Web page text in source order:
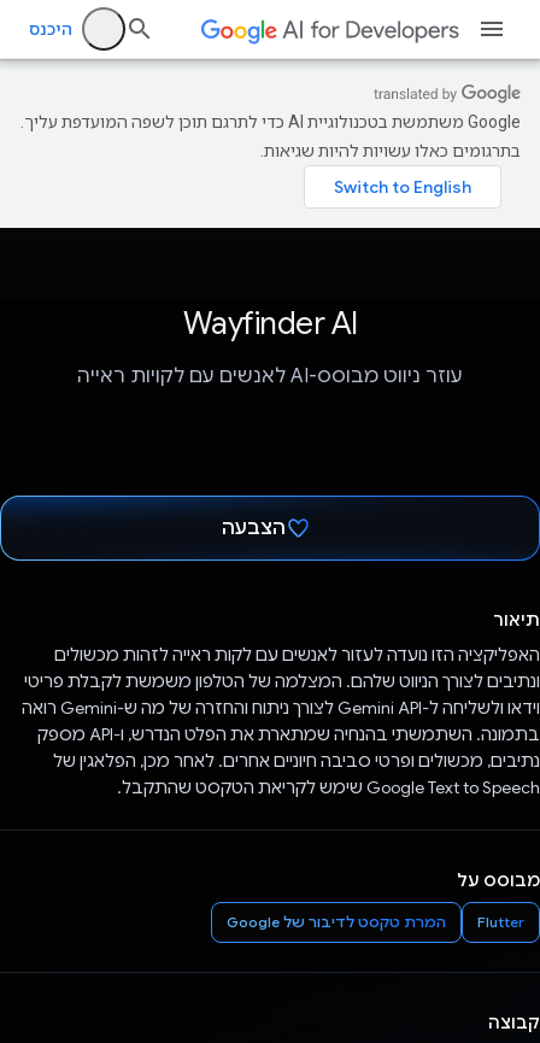
היכנס
‫Google משתמשת בטכנולוגיית AI כדי לתרגם תוכן לשפה המועדפת עליך.
בתרגומים כאלו עשויות להיות שגיאות.
Wayfinder AI
עוזר ניווט מבוסס-AI לאנשים עם לקויות ראייה
הצבעה
תיאור
האפליקציה הזו נועדה לעזור לאנשים עם לקות ראייה לזהות מכשולים
ונתיבים לצורך הניווט שלהם. המצלמה של הטלפון משמשת לקבלת פריטי
וידאו ולשליחה ל-Gemini API לצורך ניתוח והחזרה של מה ש-Gemini רואה
בתמונה. השתמשתי בהנחיה שמתארת את הפלט הנדרש, ו-API מספק
נתיבים, מכשולים ופרטי סביבה חיוניים אחרים. לאחר מכן, הפלאגין של
Google Text to Speech שימש לקריאת הטקסט שהתקבל.
מבוסס על
Flutter המרת טקסט לדיבור של Google
קבוצה